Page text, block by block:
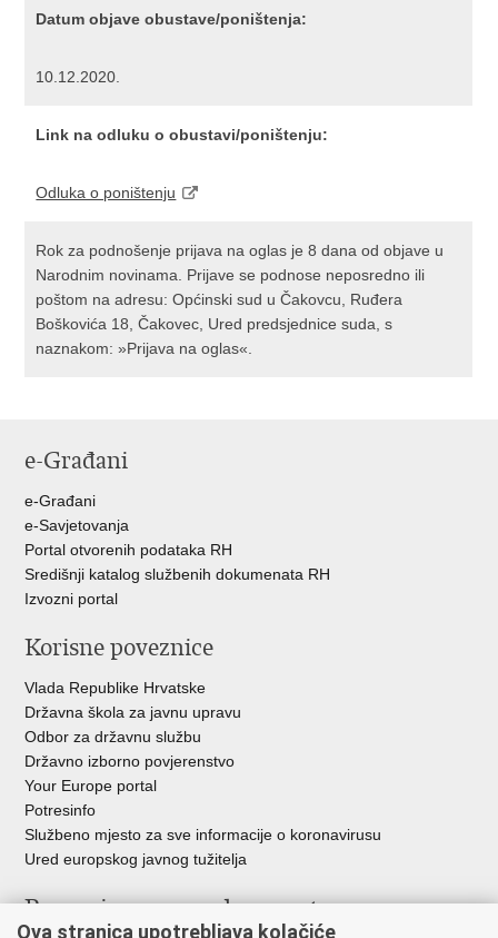
Datum objave obustave/poništenja:
10.12.2020.
Link na odluku o obustavi/poništenju:
Odluka o poništenju
Rok za podnošenje prijava na oglas je 8 dana od objave u
Narodnim novinama. Prijave se podnose neposredno ili
poštom na adresu: Općinski sud u Čakovcu, Ruđera
Boškovića 18, Čakovec, Ured predsjednice suda, s
naznakom: »Prijava na oglas«.
e-Građani
e-Građani
e-Savjetovanja
Portal otvorenih podataka RH
Središnji katalog službenih dokumenata RH
Izvozni portal
Korisne poveznice
Vlada Republike Hrvatske
Državna škola za javnu upravu
Odbor za državnu službu
Državno izborno povjerenstvo
Your Europe portal
Potresinfo
Službeno mjesto za sve informacije o koronavirusu
Ured europskog javnog tužitelja
Poveznice pravosudnog sustava
Ova stranica upotrebljava kolačiće